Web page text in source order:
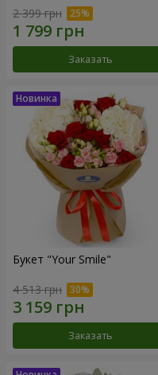
2 399 грн
Заказать
Букет "Your Smile"
4 513 грн
Заказать